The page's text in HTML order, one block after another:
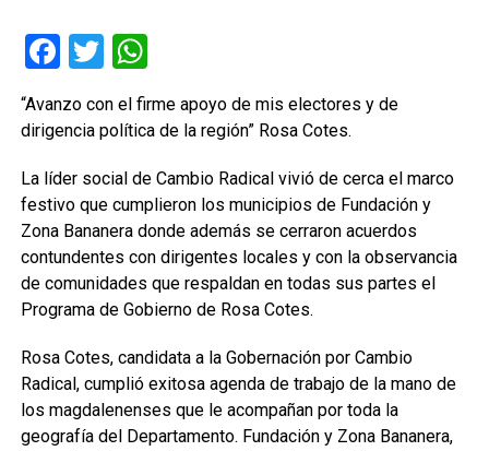
Facebook
TwitterWhatsApp
“Avanzo con el firme apoyo de mis electores y de
dirigencia política de la región” Rosa Cotes.
La líder social de Cambio Radical vivió de cerca el marco
festivo que cumplieron los municipios de Fundación y
Zona Bananera donde además se cerraron acuerdos
contundentes con dirigentes locales y con la observancia
de comunidades que respaldan en todas sus partes el
Programa de Gobierno de Rosa Cotes.
Rosa Cotes, candidata a la Gobernación por Cambio
Radical, cumplió exitosa agenda de trabajo de la mano de
los magdalenenses que le acompañan por toda la
geografía del Departamento. Fundación y Zona Bananera,